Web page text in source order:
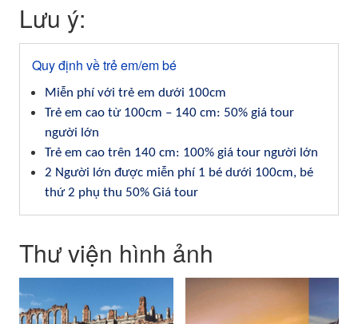
Lưu ý:
Quy định về trẻ em/em bé
Miễn phí với trẻ em dưới 100cm
Trẻ em cao từ 100cm – 140 cm: 50% giá tour
người lớn
Trẻ em cao trên 140 cm: 100% giá tour người lớn
2 Người lớn được miễn phí 1 bé dưới 100cm, bé
thứ 2 phụ thu 50% Giá tour
Thư viện hình ảnh